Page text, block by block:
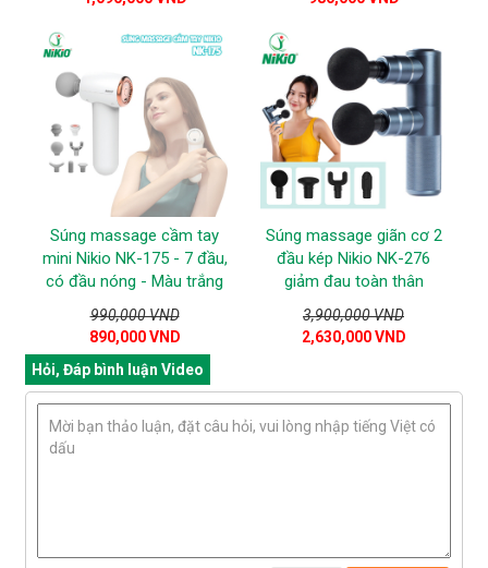
Súng massage cầm tay
mini Nikio NK-175 - 7 đầu,
có đầu nóng - Màu trắng
990,000 VND
890,000 VND
Súng massage giãn cơ 2
đầu kép Nikio NK-276
giảm đau toàn thân
3,900,000 VND
2,630,000 VND
Hỏi, Đáp bình luận Video